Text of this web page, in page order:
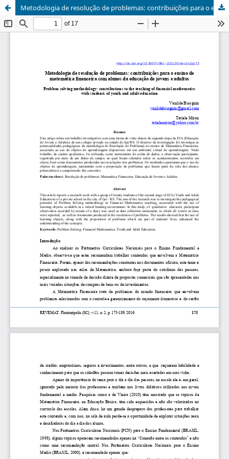
Metodologia de resolução de problemas: contribuições para o ensino de matemática financeira com alunos da educação de jovens e adultos